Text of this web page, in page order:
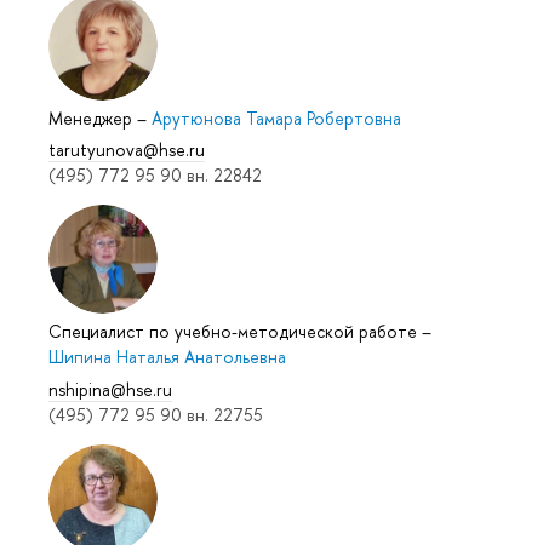
Менеджер – Арутюнова Тамара Робертовна
tarutyunova@hse.ru
(495) 772 95 90 вн. 22842
Специалист по учебно-методической работе –
Шипина Наталья Анатольевна
nshipina@hse.ru
(495) 772 95 90 вн. 22755